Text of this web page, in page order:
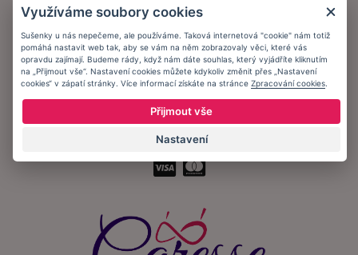
Informační memorandum
Zůstaňte s námi v kontaktu.
Přijímáme platby:
Využíváme soubory cookies
Sušenky u nás nepečeme, ale používáme. Taková internetová "cookie" nám totiž
pomáhá nastavit web tak, aby se vám na něm zobrazovaly věci, které vás
opravdu zajímají. Budeme rády, když nám dáte souhlas, který vyjádříte kliknutím
na „Přijmout vše“. Nastavení cookies můžete kdykoliv změnit přes „Nastavení
cookies“ v zápatí stránky. Více informací získáte na stránce Zpracování cookies
Přijmout vše
Nastavení